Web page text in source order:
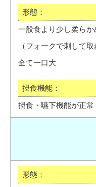
一般食より少し柔らか
（フォークで刺して取
全て一口大
摂食・嚥下機能が正常